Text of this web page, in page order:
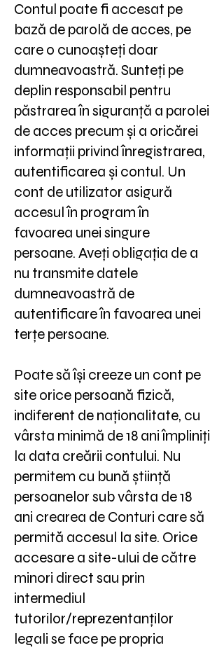
Contul poate fi accesat pe
bază de parolă de acces, pe
care o cunoașteți doar
dumneavoastră. Sunteți pe
deplin responsabil pentru
păstrarea în siguranță a parolei
de acces precum și a oricărei
informații privind înregistrarea,
autentificarea și contul. Un
cont de utilizator asigură
accesul în program în
favoarea unei singure
persoane. Aveți obligația de a
nu transmite datele
dumneavoastră de
autentificare în favoarea unei
terțe persoane.
Poate să își creeze un cont pe
site orice persoană fizică,
indiferent de naționalitate, cu
vârsta minimă de 18 ani împliniți
la data creării contului. Nu
permitem cu bună știință
persoanelor sub vârsta de 18
ani crearea de Conturi care să
permită accesul la site. Orice
accesare a site-ului de către
minori direct sau prin
intermediul
tutorilor/reprezentanților
legali se face pe propria